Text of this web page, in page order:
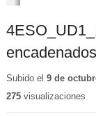
encadenados
Subido el 9 de
275visualizaciones